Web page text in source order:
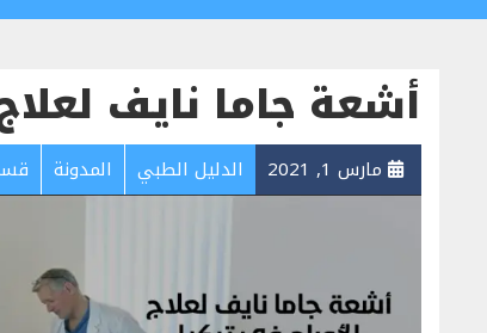
أشعة جاما نايف
مارس 1, 2021 الدليل الطبي المدونة